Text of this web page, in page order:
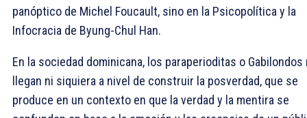
panóptico de Michel Foucault, sino en la Psicopolítica y la
Infocracia de Byung-Chul Han.
En la sociedad dominicana, los paraperioditas o Gabilondos
llegan ni siquiera a nivel de construir la posverdad, que se
produce en un contexto en que la verdad y la mentira se